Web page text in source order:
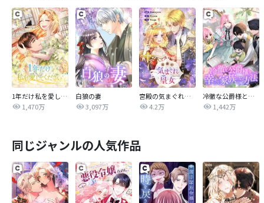
1年だけ私を愛してください
1,470万
白狼の妻
3,097万
宮殿の気まぐれ皇女【タテヨミ】
4.2万
冷徹な公爵様と幸せな家族になる方法
1,442万
同じジャンルの人気作品